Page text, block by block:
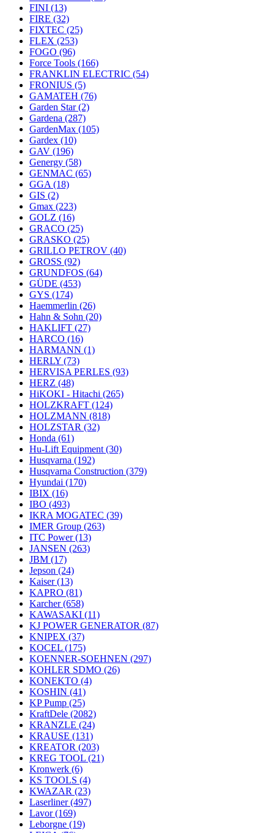
FINI (13)
FIRE (32)
FIXTEC (25)
FLEX (253)
FOGO (96)
Force Tools (166)
FRANKLIN ELECTRIC (54)
FRONIUS (5)
GAMATEH (76)
Garden Star(2)
Gardena (287)
GardenMax (105)
Gardex (10)
GAV (196)
Genergy (58)
GENMAC (65)
GGA (18)
GIS (2)
Gmax (223)
GOLZ (16)
GRACO (25)
GRASKO (25)
GRILLO PETROV (40)
GROSS (92)
GRUNDFOS (64)
GÜDE (453)
GYS (174)
Haemmerlin (26)
Hahn & Sohn (20)
HAKLIFT (27)
HARCO (16)
HARMANN (1)
HERLY (73)
HERVISA PERLES (93)
HERZ (48)
HiKOKI - Hitachi (265)
HOLZKRAFT (124)
HOLZMANN (818)
HOLZSTAR (32)
Honda (61)
Hu-Lift Equipment (30)
Husqvarna (192)
Husqvarna Construction (379)
Hyundai (170)
IBIX (16)
IBO (493)
IKRA MOGATEC (39)
IMER Group (263)
ITC Power(13)
JANSEN (263)
JBM (17)
Jepson (24)
Kaiser(13)
KAPRO (81)
Karcher(658)
KAWASAKI (11)
KJ POWER GENERATOR (87)
KNIPEX (37)
KOCEL (175)
KOENNER-SOEHNEN (297)
KOHLER SDMO (26)
KONEKTO (4)
KOSHIN (41)
KP Pump (25)
KraftDele (2082)
KRANZLE (24)
KRAUSE (131)
KREATOR (203)
KREG TOOL (21)
Kronwerk (6)
KS TOOLS (4)
KWAZAR (23)
Laserliner(497)
Lavor(169)
Leborgne (19)